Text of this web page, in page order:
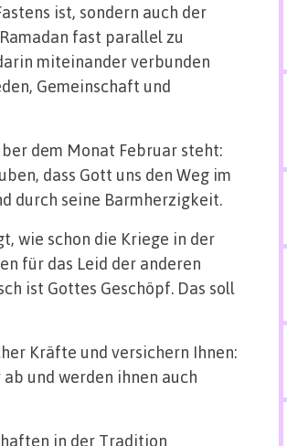
ist, sondern auch der
fast parallel zu
miteinander verbunden
Gemeinschaft und
dem Monat Februar steht:
dass Gott uns den Weg im
durch seine Barmherzigkeit.
wie schon die Kriege in der
für das Leid der anderen
ist Gottes Geschöpf. Das soll
Kräfte und versichern Ihnen:
und werden ihnen auch
in der Tradition